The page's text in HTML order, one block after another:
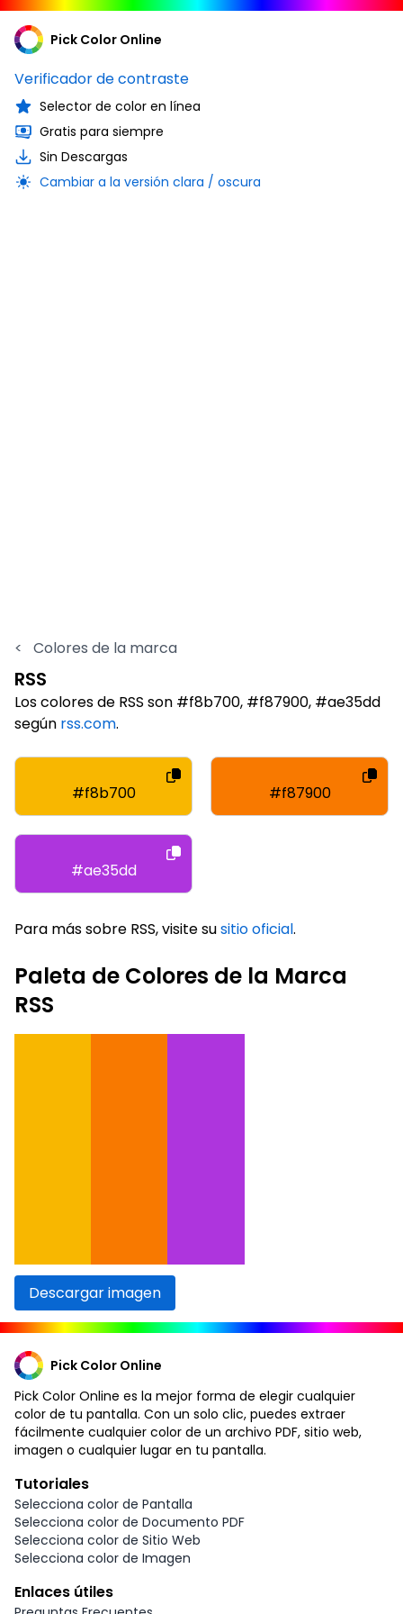
Pick Color Online
Verificador de contraste
Selector de color en línea
Gratis para siempre
Sin Descargas
Cambiar a la versión clara / oscura
< Colores de la marca
RSS
Los colores de RSS son #f8b700, #f87900, #ae35dd
según rss.com.
#f8b700 #f87900
#ae35dd
Para más sobre RSS, visite susitio oficial.
Paleta de Colores de la Marca
RSS
Descargar imagen
Pick Color Online
Pick Color Online es la mejor forma de elegir cualquier
color de tu pantalla. Con un solo clic, puedes extraer
fácilmente cualquier color de un archivo PDF, sitio web,
imagen o cualquier lugar en tu pantalla.
Tutoriales
Selecciona color de Pantalla
Selecciona color de Documento PDF
Selecciona color de Sitio Web
Selecciona color de Imagen
Enlaces útiles